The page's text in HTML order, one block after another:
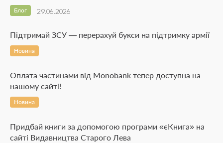
29.06.2026
Блог
Підтримай ЗСУ — перерахуй букси на підтримку армії
Новина
Оплата частинами від Monobank тепер доступна на
нашому сайті!
Новина
Придбай книги за допомогою програми «єКнига» на
сайті Видавництва Старого Лева